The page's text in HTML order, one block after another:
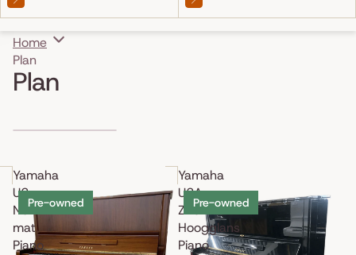
Home
Plan
Plan
Skip to results list
Yamaha
U2
Noten
mat
Piano
Pre-owned
Yamaha
U2A
Zwart
Hoogglans
Piano
Pre-owned